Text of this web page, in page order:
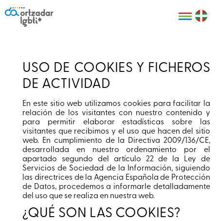
Personas
HARRO
HARROladies
Derechos
humanos
II Conferencia
LGTBI+ Atlántica
I LGBTI+ Basque
Sariak
Visitas guiadas
LGTBI+
Te ayudamos
Denuncia
Mapa de Puntos
empresarial
LGBTI+
Red de puntos
Registro
Formación
Formación
HARROkids
Accede a tu
cuenta
Prensa
Sala de prensa
USO DE COOKIES Y FICHEROS
DE ACTIVIDAD
En este sitio web utilizamos cookies para facilitar la
relación de los visitantes con nuestro contenido y
para permitir elaborar estadísticas sobre las
visitantes que recibimos y el uso que hacen del sitio
web. En cumplimiento de la Directiva 2009/136/CE,
desarrollada en nuestro ordenamiento por el
apartado segundo del artículo 22 de la Ley de
Servicios de Sociedad de la Información, siguiendo
las directrices de la Agencia Española de Protección
de Datos, procedemos a informarle detalladamente
del uso que se realiza en nuestra web.
¿QUÉ SON LAS COOKIES?